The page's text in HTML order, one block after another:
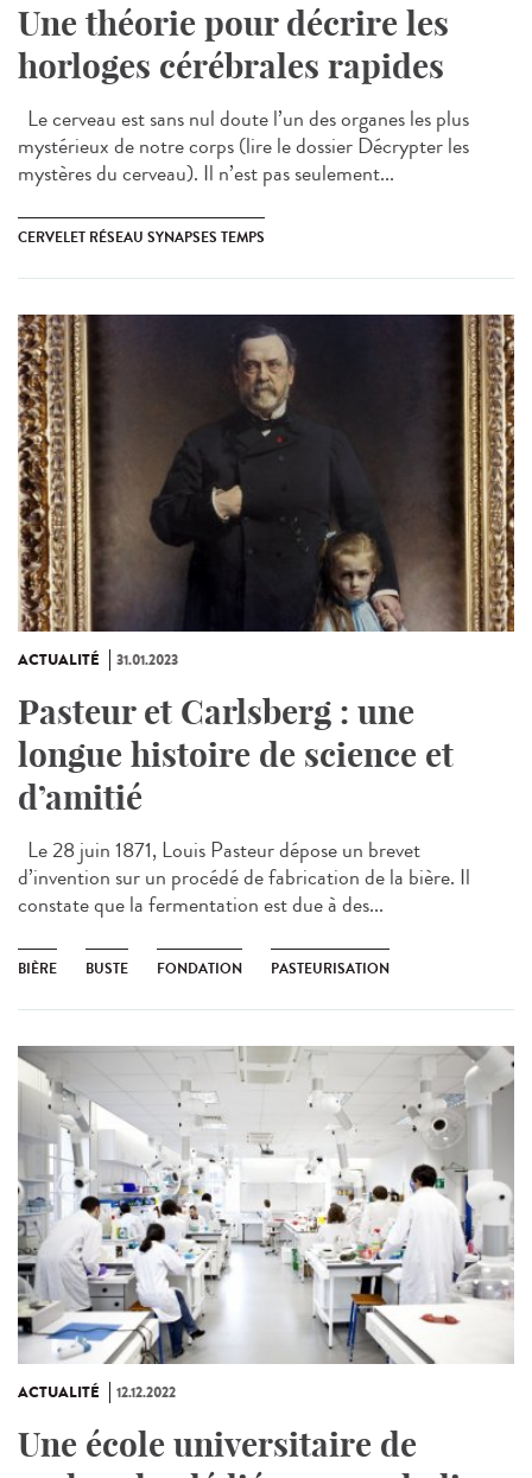
Une théorie pour décrire les
horloges cérébrales rapides
Le cerveau est sans nul doute l’un des organes les plus
mystérieux de notre corps (lire le dossier Décrypter les
mystères du cerveau). Il n’est pas seulement...
CERVELET RÉSEAU SYNAPSES TEMPS
ACTUALITÉ 31.01.2023
Pasteur et Carlsberg : une
longue histoire de science et
d’amitié
Le 28 juin 1871, Louis Pasteur dépose un brevet
d’invention sur un procédé de fabrication de la bière. Il
constate que la fermentation est due à des...
BIÈRE BUSTE FONDATION PASTEURISATION
ACTUALITÉ 12.12.2022
Une école universitaire de